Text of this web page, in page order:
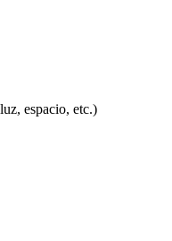
espacio, etc.)